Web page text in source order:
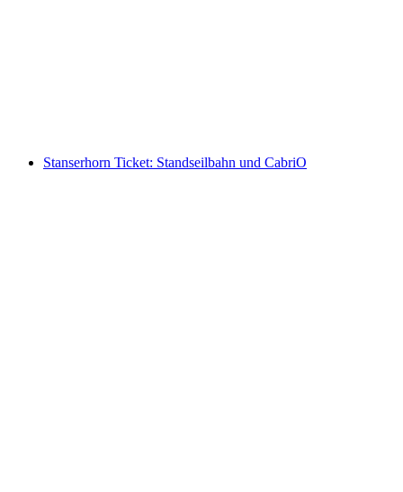
Stanserhorn Ticket: Standseilbahn und CabriO